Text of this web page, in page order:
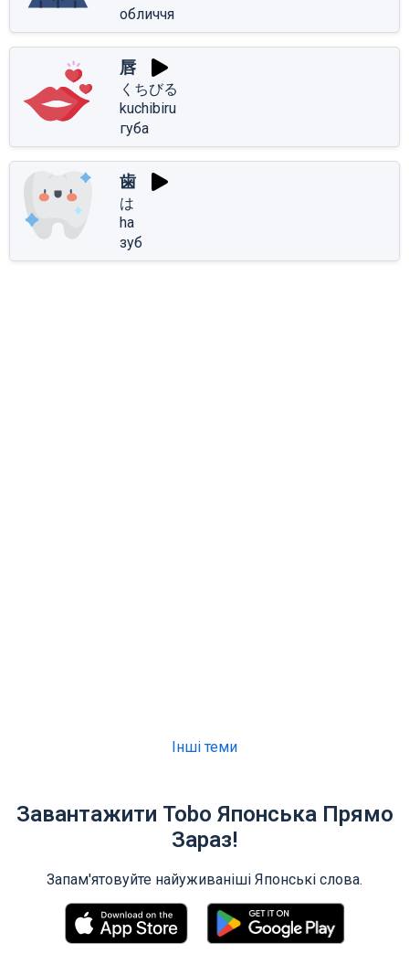
обличчя
唇
くちびる
kuchibiru
губа
歯
は
ha
зуб
Інші теми
Завантажити Tobo Японська Прямо
Зараз!
Запам'ятовуйте найуживаніші Японські слова.